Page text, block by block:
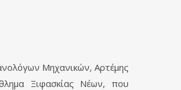
Μηχανικών, Αρτέμης
Ξιφασκίας Νέων, που